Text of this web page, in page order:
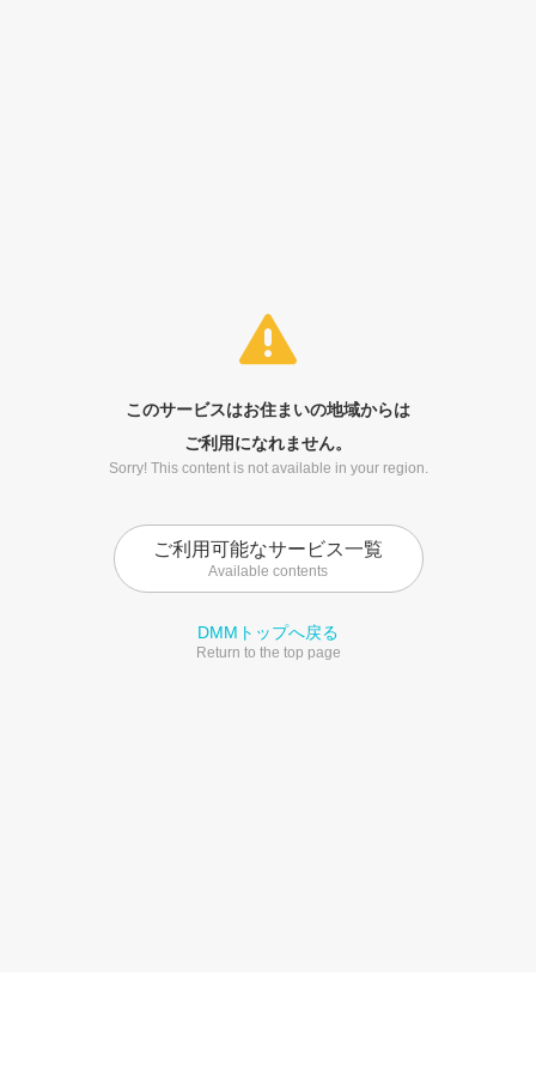
このサービスはお住まいの地域からは
ご利用になれません。
Sorry! This content is not available in your region.
ご利用可能なサービス一覧
Available contents
DMMトップへ戻る
Return to the top page